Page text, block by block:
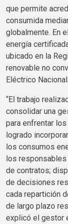
que permite
consumida
globalmente. En
energía
ubicado en la
renovable no
Eléctrico Nacional.
“El trabajo
consolidar una
para enfrentar
logrado
los consumos
los
de contratos;
de decisiones
cada repartición
de largo plazo
explicó el gestor